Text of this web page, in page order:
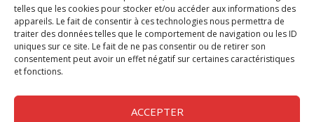
telles que les cookies pour stocker et/ou accéder aux informations des
appareils. Le fait de consentir à ces technologies nous permettra de
traiter des données telles que le comportement de navigation ou les ID
uniques sur ce site. Le fait de ne pas consentir ou de retirer son
consentement peut avoir un effet négatif sur certaines caractéristiques
et fonctions.
ACCEPTER
Chèque Compta
Chèque Emploi Spectacle
G-Pods
Profession Audio-visuel